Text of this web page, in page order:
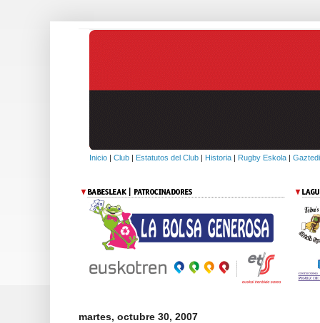
Inicio | Club | Estatutos del Club | Historia | Rugby Eskola |
martes, octubre 30, 2007